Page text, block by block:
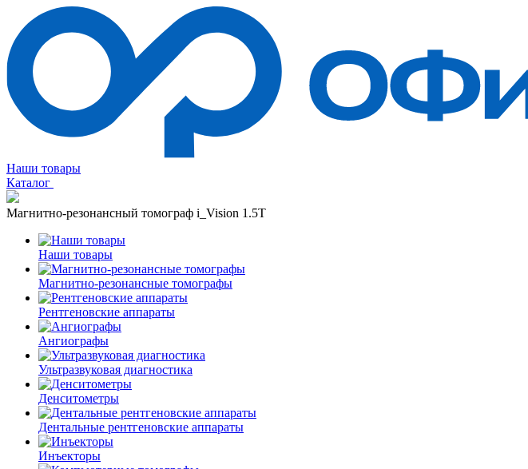
Наши товары
Каталог
Магнитно-резонансный томограф i_Vision 1.5T
Наши товары
Магнитно-резонансные томографы
Рентгеновские аппараты
Ангиографы
Ультразвуковая диагностика
Денситометры
Дентальные рентгеновские аппараты
Инъекторы